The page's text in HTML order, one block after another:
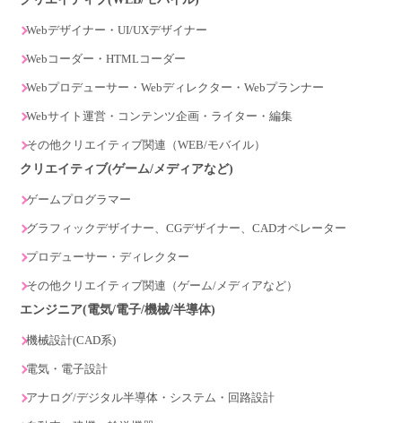
Webデザイナー・UI/UXデザイナー
Webコーダー・HTMLコーダー
Webプロデューサー・Webディレクター・Webプランナー
Webサイト運営・コンテンツ企画・ライター・編集
その他クリエイティブ関連（WEB/モバイル）
クリエイティブ(ゲーム/メディアなど)
ゲームプログラマー
グラフィックデザイナー、CGデザイナー、CADオペレーター
プロデューサー・ディレクター
その他クリエイティブ関連（ゲーム/メディアなど）
エンジニア(電気/電子/機械/半導体)
機械設計(CAD系)
電気・電子設計
アナログ/デジタル半導体・システム・回路設計